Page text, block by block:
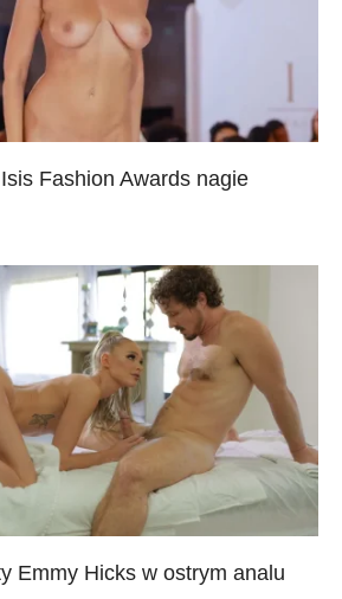
Fashion Awards nagie
Emmy Hicks w ostrym analu